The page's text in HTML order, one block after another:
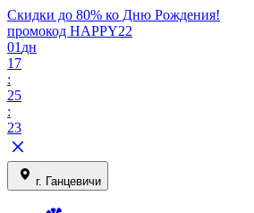
Скидки до 80% ко Дню Рождения!
промокод HAPPY22
01 дн
17
:
25
:
23
г. Ганцевичи